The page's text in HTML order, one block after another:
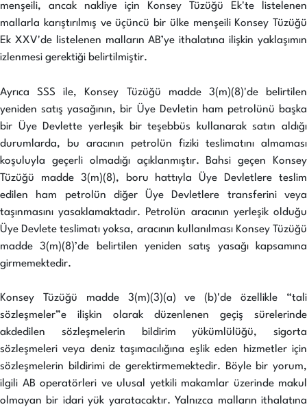
menşeili, ancak nakliye için Konsey Tüzüğü Ek'te listelenen
mallarla karıştırılmış ve üçüncü bir ülke menşeili Konsey Tüzüğü
Ek XXV'de listelenen malların AB’ye ithalatına ilişkin yaklaşımın
izlenmesi gerektiği belirtilmiştir.
Ayrıca SSS ile, Konsey Tüzüğü madde 3(m)(8)'de belirtilen
yeniden satış yasağının, bir Üye Devletin ham petrolünü başka
bir Üye Devlette yerleşik bir teşebbüs kullanarak satın aldığı
durumlarda, bu aracının petrolün fiziki teslimatını almaması
koşuluyla geçerli olmadığı açıklanmıştır. Bahsi geçen Konsey
Tüzüğü madde 3(m)(8), boru hattıyla Üye Devletlere teslim
edilen ham petrolün diğer Üye Devletlere transferini veya
taşınmasını yasaklamaktadır. Petrolün aracının yerleşik olduğu
Üye Devlete teslimatı yoksa, aracının kullanılması Konsey Tüzüğü
madde 3(m)(8)’de belirtilen yeniden satış yasağı kapsamına
girmemektedir.
Konsey Tüzüğü madde 3(m)(3)(a) ve (b)'de özellikle “tali
sözleşmeler”e ilişkin olarak düzenlenen geçiş sürelerinde
akdedilen sözleşmelerin bildirim yükümlülüğü, sigorta
sözleşmeleri veya deniz taşımacılığına eşlik eden hizmetler için
sözleşmelerin bildirimi de gerektirmemektedir. Böyle bir yorum,
ilgili AB operatörleri ve ulusal yetkili makamlar üzerinde makul
olmayan bir idari yük yaratacaktır. Yalnızca malların ithalatına